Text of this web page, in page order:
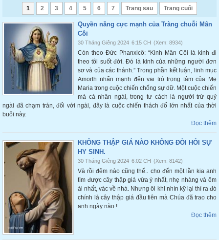
1 2 3 4 5 6 7 Trang sau Trang cuối
Quyền năng cực mạnh của Tràng chuỗi Mân
Côi
30 Tháng Giêng 2024 6:15 CH (Xem: 8934)
Còn theo Đức Phanxicô: “Kinh Mân Côi là kinh đi
theo tôi suốt đời. Đó là kinh của những người đơn
sơ và của các thánh.” Trong phần kết luận, linh mục
Amorth nhấn mạnh đến vai trò trọng tâm của Mẹ
Maria trong cuộc chiến chống sự dữ. Một cuộc chiến
mà cá nhân ngài, trong tư cách là người trừ quỷ
ngài đã chạm trán, đối với ngài, đây là cuộc chiến thách đố lớn nhất của thời
buổi này.
Đọc thêm
KHÔNG THẬP GIÁ NÀO KHÔNG ĐÒI HỎI SỰ
HY SINH.
30 Tháng Giêng 2024 6:02 CH (Xem: 8142)
Và rồi đêm nào cũng thế.. cho đến một lần kia anh
tìm được cây thập giá vừa ý nhất, nhẹ nhàng và êm
ái nhất, vác về nhà. Nhưng ôi khi nhìn kỹ lại thì ra đó
chính là cây thập giá đầu tiên mà Chúa đã trao cho
anh ngày nào !
Đọc thêm